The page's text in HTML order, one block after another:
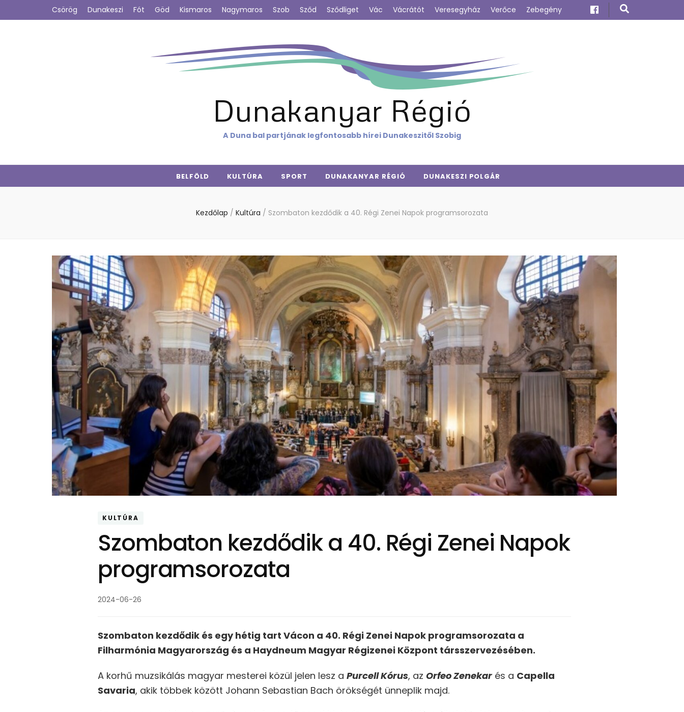
Csörög Dunakeszi Fót Göd Kismaros Nagymaros Szob Sződ Sződliget Vác Vácrátót Veresegyház Verőce Zebegény
Dunakanyar Régió
A Duna bal partjának legfontosabb hírei Dunakeszitől Szobig
BELFÖLD KULTÚRA SPORT DUNAKANYAR RÉGIÓ DUNAKESZI POLGÁR
Kezdőlap / Kultúra / Szombaton kezdődik a 40. Régi Zenei Napok programsorozata
KULTÚRA
Szombaton kezdődik a 40. Régi Zenei Napok
programsorozata
2024-06-26
Szombaton kezdődik és egy hétig tart Vácon a 40. Régi Zenei Napok programsorozata a
Filharmónia Magyarország és a Haydneum Magyar Régizenei Központ társszervezésében.
A korhű muzsikálás magyar mesterei közül jelen lesz a Purcell Kórus, az Orfeo Zenekar és a Capella
Savaria, akik többek között Johann Sebastian Bach örökségét ünneplik majd.